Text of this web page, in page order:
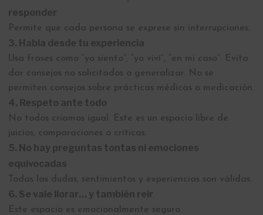
responder
Permite que cada persona se exprese sin interrupciones.
3. Habla desde tu experiencia
Usa frases como “yo siento”, “yo viví”, “en mi caso”. Evita
dar consejos no solicitados o generalizar. No se
permiten consejos sobre prácticas médicas o medicación.
4. Respeto ante todo
No todos criamos igual. Este es un espacio libre de
juicios, comparaciones o críticas.
5. No hay preguntas tontas ni emociones
equivocadas
Todas las dudas, sentimientos y experiencias son válidas.
6. Se vale llorar… y también reír
Este espacio es emocionalmente seguro.